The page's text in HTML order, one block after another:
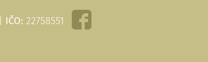
IČO: 22758551